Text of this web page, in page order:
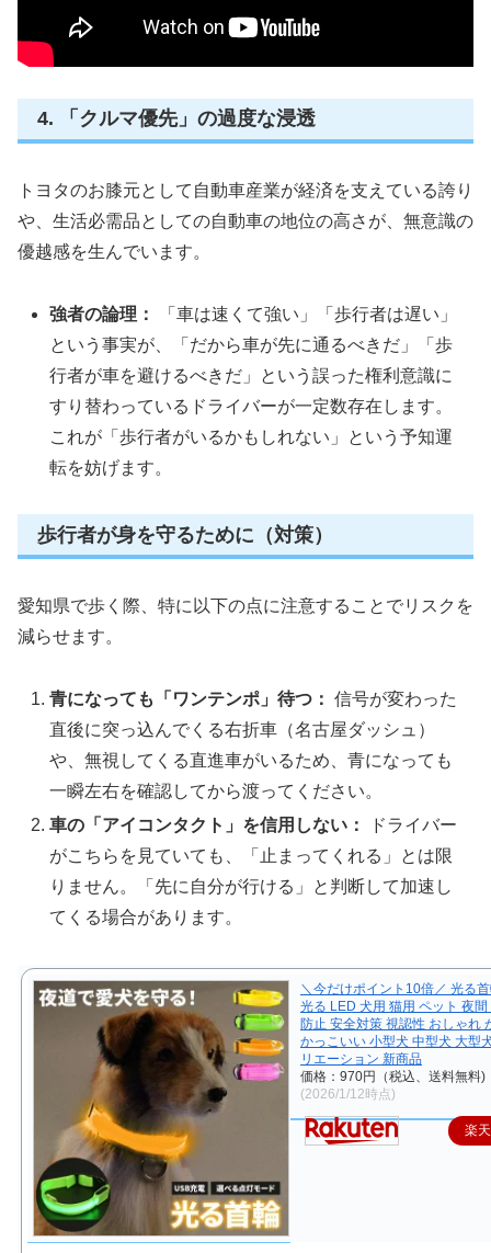
4. 「クルマ優先」の過度な浸透
トヨタのお膝元として自動車産業が経済を支えている誇り
や、生活必需品としての自動車の地位の高さが、無意識の
優越感を生んでいます。
強者の論理：
「車は速くて強い」「歩行者は遅い」
という事実が、「だから車が先に通るべきだ」「歩
行者が車を避けるべきだ」という誤った権利意識に
すり替わっているドライバーが一定数存在します。
これが「歩行者がいるかもしれない」という予知運
転を妨げます。
歩行者が身を守るために（対策）
愛知県で歩く際、特に以下の点に注意することでリスクを
減らせます。
青になっても「ワンテンポ」待つ： 信号が変わった
直後に突っ込んでくる右折車（名古屋ダッシュ）
や、無視してくる直進車がいるため、青になっても
一瞬左右を確認してから渡ってください。
車の「アイコンタクト」を信用しない：
ドライバー
がこちらを見ていても、「止まってくれる」とは限
りません。「先に自分が行ける」と判断して加速し
てくる場合があります。
＼今だけポイント10倍／ 光る
光る LED 犬用 猫用 ペット 夜間
防止 安全対策 視認性 おしゃれ
かっこいい 小型犬 中型犬 大型
リエーション 新商品
価格：970円（税込、送料無料)
(2026/1/12時点)
楽